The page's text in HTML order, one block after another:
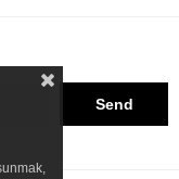
Send